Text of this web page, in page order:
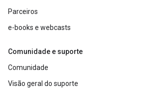
Parceiros
e-books e webcasts
Comunidade e suporte
Comunidade
Visão geral do suporte